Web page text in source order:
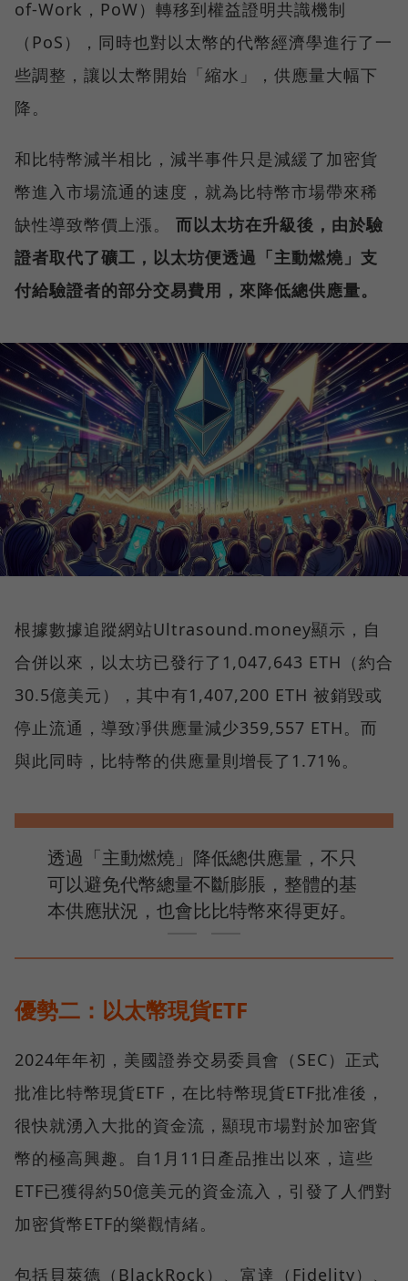
of-Work，PoW）轉移到權益證明共識機制
（PoS），同時也對以太幣的代幣經濟學進行了一
些調整，讓以太幣開始「縮水」，供應量大幅下
降。
和比特幣減半相比，減半事件只是減緩了加密貨
幣進入市場流通的速度，就為比特幣市場帶來稀
缺性導致幣價上漲。 而以太坊在升級後，由於驗
證者取代了礦工，以太坊便透過「主動燃燒」支
付給驗證者的部分交易費用，來降低總供應量。
根據數據追蹤網站Ultrasound.money顯示，自
合併以來，以太坊已發行了1,047,643 ETH（約合
30.5億美元），其中有1,407,200 ETH 被銷毀或
停止流通，導致凈供應量減少359,557 ETH。而
與此同時，比特幣的供應量則增長了1.71%。
透過「主動燃燒」降低總供應量，不只
可以避免代幣總量不斷膨脹，整體的基
本供應狀況，也會比比特幣來得更好。
優勢二：以太幣現貨ETF
2024年年初，美國證券交易委員會（SEC）正式
批准比特幣現貨ETF，在比特幣現貨ETF批准後，
很快就湧入大批的資金流，顯現市場對於加密貨
幣的極高興趣。自1月11日產品推出以來，這些
ETF已獲得約50億美元的資金流入，引發了人們對
加密貨幣ETF的樂觀情緒。
包括貝萊德（BlackRock）、富達（Fidelity）、